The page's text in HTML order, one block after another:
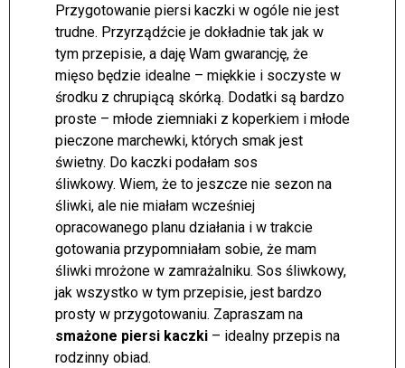
Przygotowanie piersi kaczki w ogóle nie jest
trudne. Przyrządźcie je dokładnie tak jak w
tym przepisie, a daję Wam gwarancję, że
mięso będzie idealne – miękkie i soczyste w
środku z chrupiącą skórką. Dodatki są bardzo
proste – młode ziemniaki z koperkiem i młode
pieczone marchewki, których smak jest
świetny. Do kaczki podałam sos
śliwkowy. Wiem, że to jeszcze nie sezon na
śliwki, ale nie miałam wcześniej
opracowanego planu działania i w trakcie
gotowania przypomniałam sobie, że mam
śliwki mrożone w zamrażalniku. Sos śliwkowy,
jak wszystko w tym przepisie, jest bardzo
prosty w przygotowaniu. Zapraszam na
smażone piersi kaczki – idealny przepis na
rodzinny obiad.